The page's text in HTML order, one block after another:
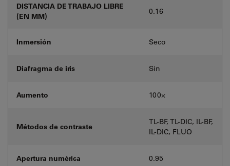
DISTANCIA DE TRABAJO LIBRE
(EN MM)
0.16
Inmersión Seco
Diafragma de iris Sin
Aumento 100⨉
Métodos de contraste
TL-BF, TL-DIC, IL-BF,
IL-DIC, FLUO
Apertura numérica 0.95